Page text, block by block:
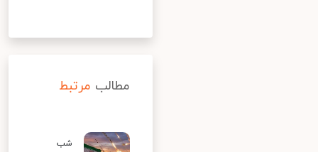
مطالب مرتبط
شب